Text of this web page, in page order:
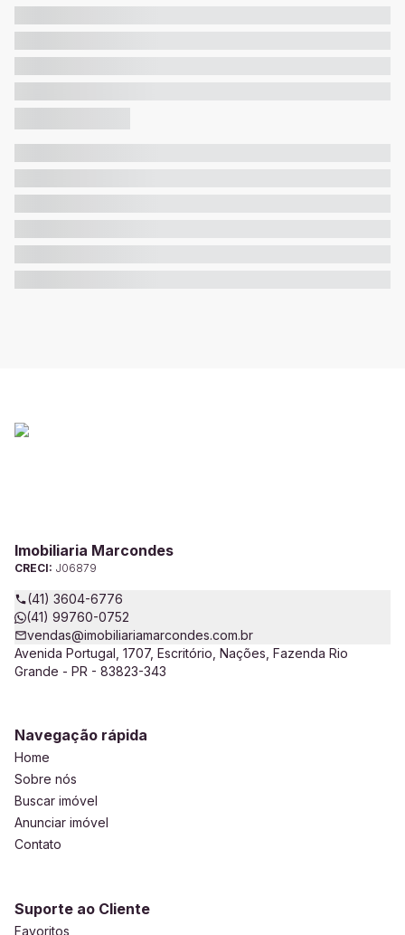
Imobiliaria Marcondes
CRECI: J06879
(41) 3604-6776
(41) 99760-0752
vendas@imobiliariamarcondes.com.br
Avenida Portugal, 1707, Escritório, Nações, Fazenda Rio
Grande - PR - 83823-343
Navegação rápida
Home
Sobre nós
Buscar imóvel
Anunciar imóvel
Contato
Suporte ao Cliente
Favoritos